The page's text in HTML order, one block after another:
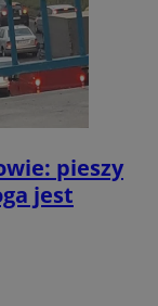
pieszy
jest